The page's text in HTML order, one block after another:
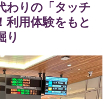
わりの「タッチ
利用体験をもと
り